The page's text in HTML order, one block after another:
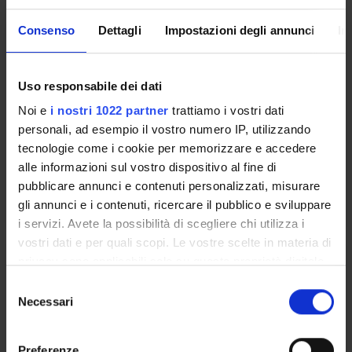
Consenso Dettagli Impostazioni degli annunci
Uso responsabile dei dati
Noi e i nostri 1022 partner trattiamo i vostri dati
personali, ad esempio il vostro numero IP, utilizzando
tecnologie come i cookie per memorizzare e accedere
alle informazioni sul vostro dispositivo al fine di
pubblicare annunci e contenuti personalizzati, misurare
gli annunci e i contenuti, ricercare il pubblico e sviluppare
i servizi. Avete la possibilità di scegliere chi utilizza i
vostri dati e per quali scopi. Le vostre scelte in materia di
modificare o revocare il proprio consenso in qualsiasi
momento dalla Dichiarazione sui cookie o facendo clic
Necessari
Crediti
1
Periodo
2 SEMESTRE PROFESSIONI SANITARIE
Docenti
Marco Gentile
Orario Lezioni
PEDIATRIA
Crediti